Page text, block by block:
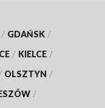
/ GDAŃSK /
/ KIELCE /
OLSZTYN /
/